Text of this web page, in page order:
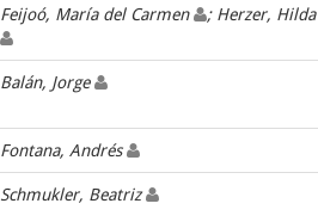
Feijoó, María del Carmen ; Herzer, Hilda
Balán, Jorge
Fontana, Andrés
Schmukler, Beatriz